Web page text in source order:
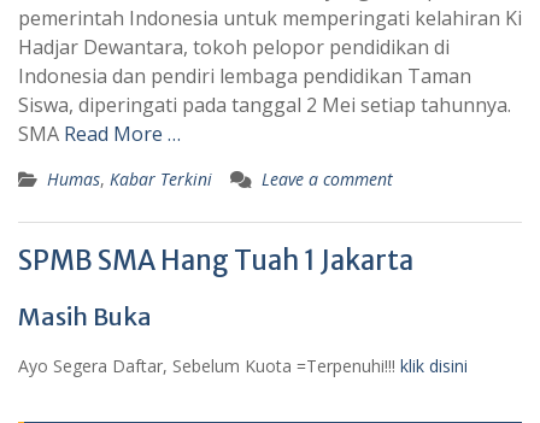
pemerintah Indonesia untuk memperingati kelahiran Ki
Hadjar Dewantara, tokoh pelopor pendidikan di
Indonesia dan pendiri lembaga pendidikan Taman
Siswa, diperingati pada tanggal 2 Mei setiap tahunnya.
SMA Read More …
Humas, Kabar Terkini Leave a comment
SPMB SMA Hang Tuah 1 Jakarta
Masih Buka
Ayo Segera Daftar, Sebelum Kuota =Terpenuhi!!! klik disini